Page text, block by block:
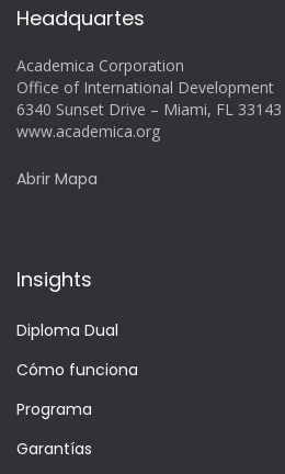
Headquartes
Academica Corporation
Office of International Development
6340 Sunset Drive – Miami, FL 33143
www.academica.org
Abrir Mapa
Insights
Diploma Dual
Cómo funciona
Programa
Garantías